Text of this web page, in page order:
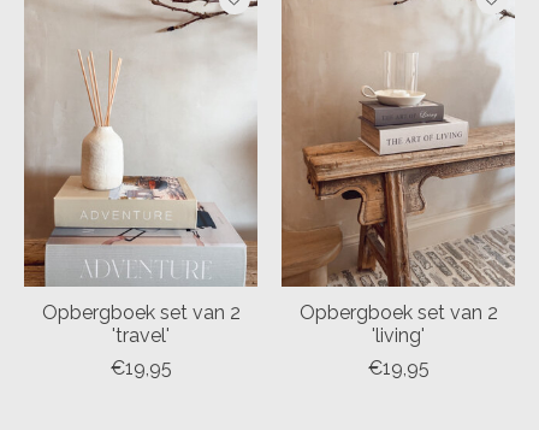
Opbergboek set van 2
'travel'
€19,95
Opbergboek set van 2
'living'
€19,95